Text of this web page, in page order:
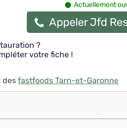
Actuellement
Appeler Jfd
?
votre fiche !
des fastfoods Tarn-et-Garonne